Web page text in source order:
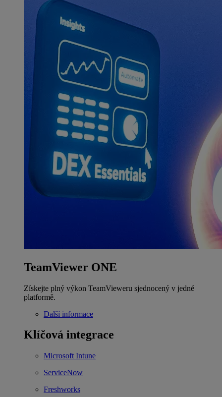
TeamViewer ONE
Získejte plný výkon TeamVieweru sjednocený v jedné
platformě.
Další informace
Klíčová integrace
Microsoft Intune
ServiceNow
Freshworks